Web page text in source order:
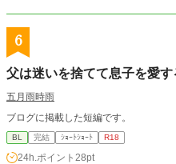
き。自国の騎士に志願し
ietta）…32/180cm
が得意だが基本的に
青年。 --- ★表紙はおもちさま（@0moti_moti0）に描いて頂
きました！ 【作品
6
父は迷いを捨てて息子を愛す
五月雨時雨
ブログに掲載した短編です。
BL 完結 ｼｮｰﾄｼｮｰﾄ R18
24h.ポイント 28pt